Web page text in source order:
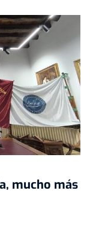
mucho más